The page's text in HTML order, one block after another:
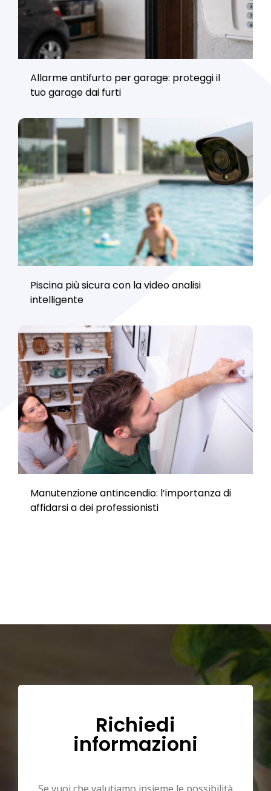
Allarme antifurto per garage: proteggi il
tuo garage dai furti
Piscina più sicura con la video analisi
intelligente
Manutenzione antincendio: l’importanza di
affidarsi a dei professionisti
Richiedi
informazioni